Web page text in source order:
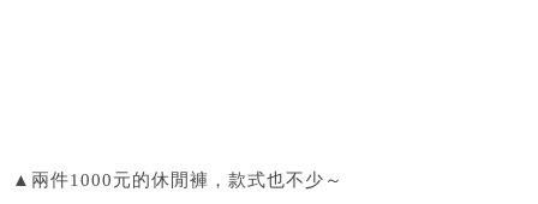
▲兩件1000元的休閒褲，款式也不少～